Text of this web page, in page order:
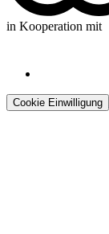
in Kooperation mit
Cookie Einwilligung